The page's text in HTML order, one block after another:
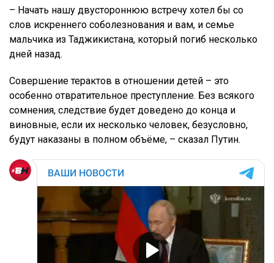
– Начать нашу двустороннюю встречу хотел бы со
слов искреннего соболезнования и вам, и семье
мальчика из Таджикистана, который погиб несколько
дней назад.
Совершение терактов в отношении детей – это
особенно отвратительное преступление. Без всякого
сомнения, следствие будет доведено до конца и
виновные, если их несколько человек, безусловно,
будут наказаны в полном объёме, – сказал Путин.